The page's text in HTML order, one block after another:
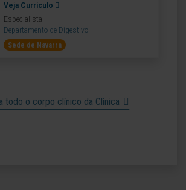
Veja Currículo
Especialista
Departamento de Digestivo
Sede de Navarra
todo o corpo clínico da Clínica